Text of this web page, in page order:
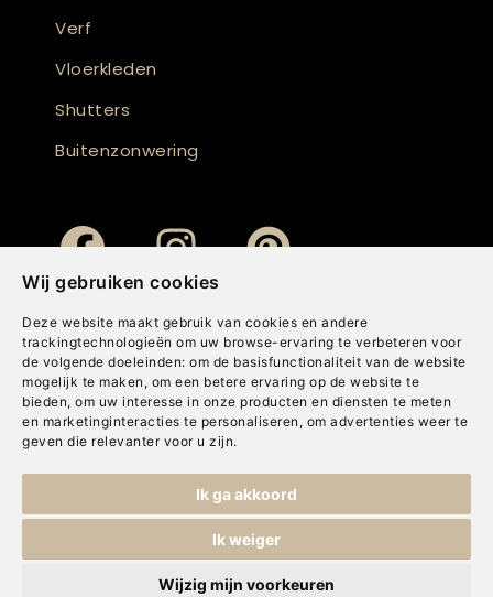
Wij gebruiken cookies
Deze website maakt gebruik van cookies en andere
trackingtechnologieën om uw browse-ervaring te verbeteren voor
de volgende doeleinden: om de basisfunctionaliteit van de website
mogelijk te maken , om een betere ervaring op de website te
bieden, om uw interesse in onze producten en diensten te meten
en marketinginteracties te personaliseren , om advertenties weer te
geven die relevanter voor u zijn.
Ik ga akkoord
Ik weiger
Wijzig mijn voorkeuren
Verf
Vloerkleden
Shutters
Buitenzonwering
Cookies